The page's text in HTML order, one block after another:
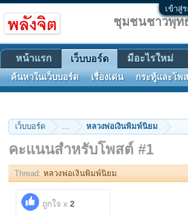
เข้าสู่
เว็บบอร์ด ... หลวงพ่อเงินพิมพ์นิยม
คะแนนสำหรับโพสต์ #1
Thread: หลวงพ่อเงินพิมพ์นิยม
ถูกใจ x 2
ชุมชนชาวพุท
หน้าแรก เว็บบอร์ด
ค้นหาในเว็บบอร์ด เรื่องเด่น กระทู้และโพ
มีอะไรใหม่